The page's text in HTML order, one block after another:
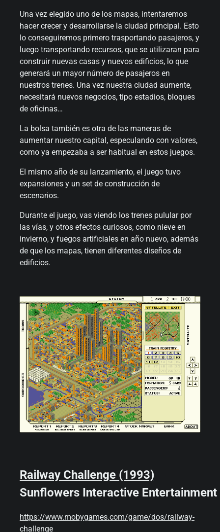
Una vez elegido uno de los mapas, intentaremos
hacer crecer y desarrollarse la ciudad principal. Esto
lo conseguiremos primero trasportando pasajeros, y
luego transportando recursos, que se utilizaran para
construir nuevas casas y nuevos edificios, lo que
generará un mayor número de pasajeros en
nuestros trenes. Una vez nuestra ciudad aumente,
necesitará nuevos negocios, tipo estadios, bloques
de oficinas…
La bolsa también es otra de las maneras de
aumentar nuestro capital, especulando con valores,
como ya empezaba a ser habitual en estos juegos.
El mismo año de su lanzamiento, el juego tuvo
expansiones y un set de construcción de
escenarios.
Durante el juego, vas viendo los trenes pulular por
las vías, y otros efectos curiosos, como nieve en
invierno, y fuegos artificiales en año nuevo, además
de que los mapas, tienen diferentes diseños de
edificios.
Railway Challenge (1993)
Sunflowers Interactive Entertainment
https://www.mobygames.com/game/dos/railway-
challenge